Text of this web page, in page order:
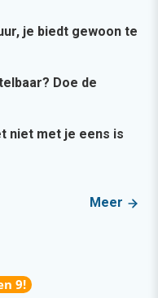
je biedt gewoon te
Doe de
niet met je eens is
Meer
9!